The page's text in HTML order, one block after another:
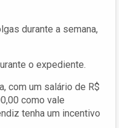
durante a semana,
o expediente.
com um salário de R$
como vale
tenha um incentivo